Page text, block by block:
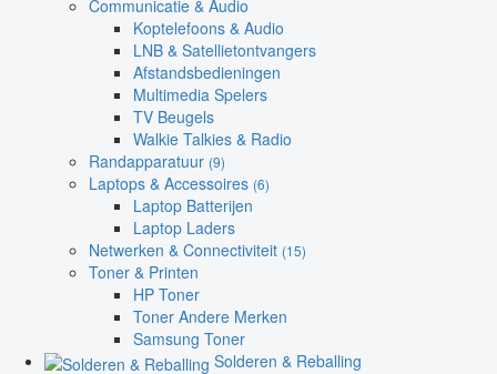
Communicatie & Audio
Koptelefoons & Audio
LNB & Satellietontvangers
Afstandsbedieningen
Multimedia Spelers
TV Beugels
Walkie Talkies & Radio
Randapparatuur (9)
Laptops & Accessoires (6)
Laptop Batterijen
Laptop Laders
Netwerken & Connectiviteit (15)
Toner & Printen
HP Toner
Toner Andere Merken
Samsung Toner
Solderen & Reballing